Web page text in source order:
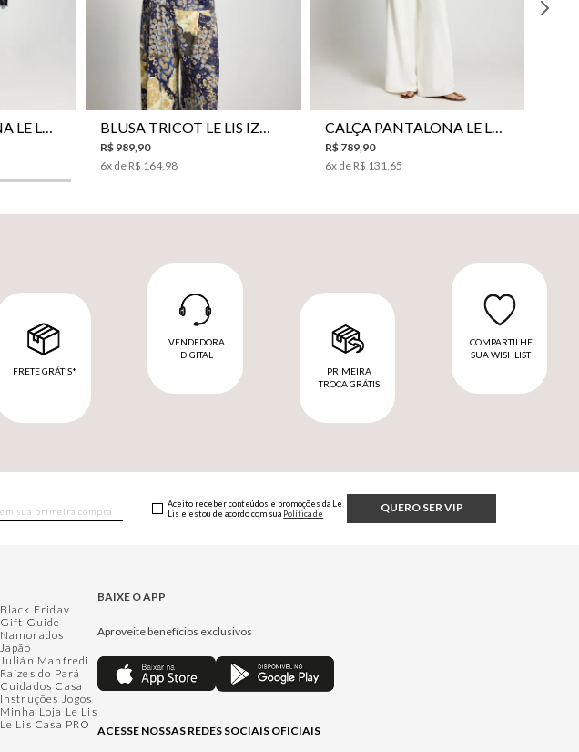
CALÇA PANTALONA LE LIS SONIA FEMININA
PP P M G
BLUSA TRICOT LE LIS IZUMI FEMININA
R$ 989,90
6x de R$ 164,98
PP P
CALÇA PANTALONA LE LIS HORI FEMININA
R$ 789,90
6x de R$ 131,65
FRETE GRÁTIS*
VENDEDORA
DIGITAL
PRIMEIRA
TROCA GRÁTIS
COMPARTILHE
SUA WISHLIST
QUERO SER VIP
Aceito receber conteúdos e promoções da Le
Lis e estou de acordo com sua Política de
Black Friday
Gift Guide
Namorados
Japão
Julián Manfredi
Raízes do Pará
Cuidados Casa
Instruções Jogos
Minha Loja Le Lis
Le Lis Casa PRO
BAIXE O APP
Aproveite benefícios exclusivos
ACESSE NOSSAS REDES SOCIAIS OFICIAIS